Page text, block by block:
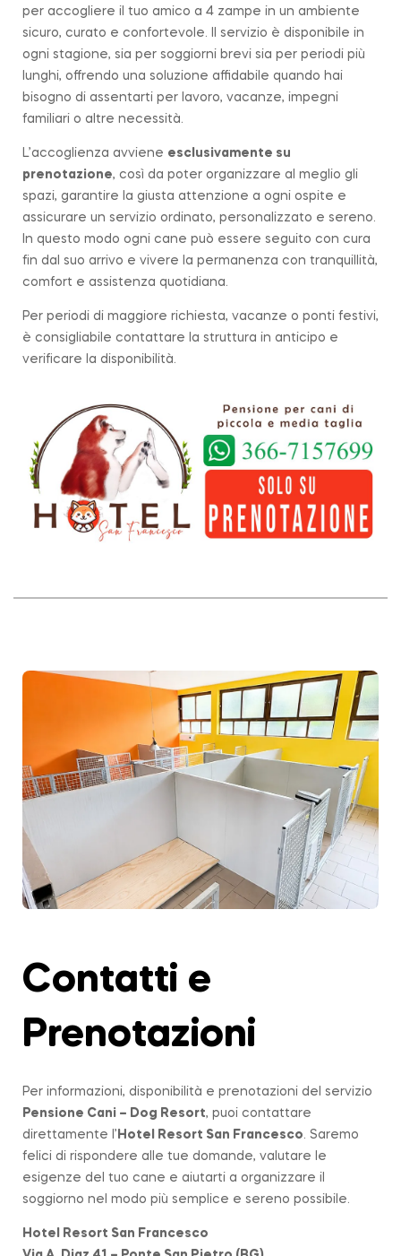
per accogliere il tuo amico a 4 zampe in un ambiente
sicuro, curato e confortevole. Il servizio è disponibile in
ogni stagione, sia per soggiorni brevi sia per periodi più
lunghi, offrendo una soluzione affidabile quando hai
bisogno di assentarti per lavoro, vacanze, impegni
familiari o altre necessità.
L’accoglienza avviene esclusivamente su
prenotazione, così da poter organizzare al meglio gli
spazi, garantire la giusta attenzione a ogni ospite e
assicurare un servizio ordinato, personalizzato e sereno.
In questo modo ogni cane può essere seguito con cura
fin dal suo arrivo e vivere la permanenza con tranquillità,
comfort e assistenza quotidiana.
Per periodi di maggiore richiesta, vacanze o ponti festivi,
è consigliabile contattare la struttura in anticipo e
verificare la disponibilità.
Contatti e
Prenotazioni
Per informazioni, disponibilità e prenotazioni del servizio
Pensione Cani – Dog Resort, puoi contattare
direttamente l’ Hotel Resort San Francesco . Saremo
felici di rispondere alle tue domande, valutare le
esigenze del tuo cane e aiutarti a organizzare il
soggiorno nel modo più semplice e sereno possibile.
Hotel Resort San Francesco